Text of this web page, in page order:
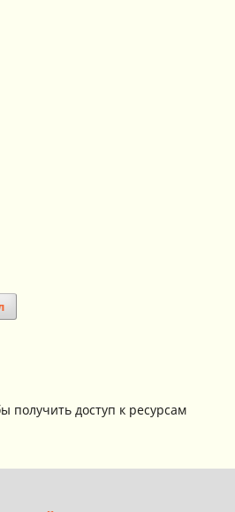
получить доступ к ресурсам